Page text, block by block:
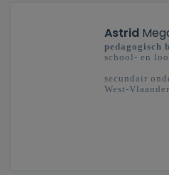
Astrid
pedagogisch
school- en
secundair
West-